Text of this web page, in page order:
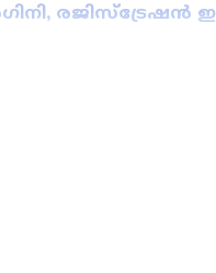
രജിസ്ട്രേഷന്‍